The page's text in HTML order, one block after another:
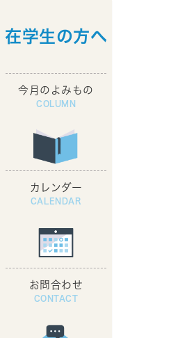
コ
テ
ッ
ナ
ゲ
移
在学生の方へ
今月のよみもの
カレンダー
お問合わせ